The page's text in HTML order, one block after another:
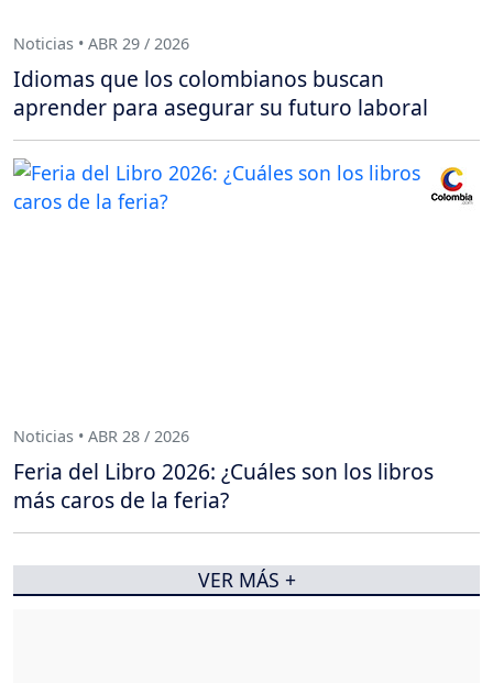
Noticias • ABR 29 / 2026
Idiomas que los colombianos buscan
aprender para asegurar su futuro laboral
Noticias • ABR 28 / 2026
Feria del Libro 2026: ¿Cuáles son los libros
más caros de la feria?
VER MÁS +